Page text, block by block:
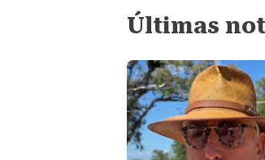
Últimas